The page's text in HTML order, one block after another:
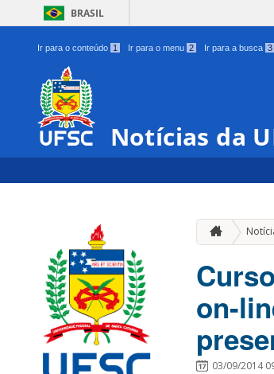
BRASIL
Ir para o conteúdo 1 Ir para o menu 2 Ir para a busca 3
Notícias da
on-
03/09/2014